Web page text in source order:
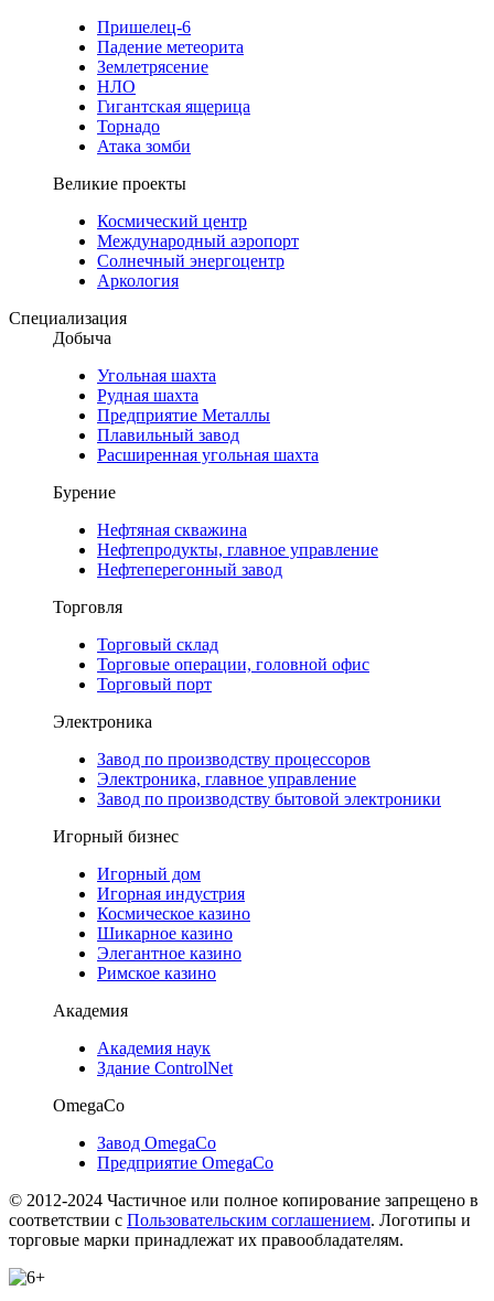
Пришелец-6
Падение метеорита
Землетрясение
НЛО
Гигантская ящерица
Торнадо
Атака зомби
Великие проекты
Космический центр
Международный аэропорт
Солнечный энергоцентр
Аркология
Специализация
Добыча
Угольная шахта
Рудная шахта
Предприятие Металлы
Плавильный завод
Расширенная угольная шахта
Бурение
Нефтяная скважина
Нефтепродукты, главное управление
Нефтеперегонный завод
Торговля
Торговый склад
Торговые операции, головной офис
Торговый порт
Электроника
Завод по производству процессоров
Электроника, главное управление
Завод по производству бытовой электроники
Игорный бизнес
Игорный дом
Игорная индустрия
Космическое казино
Шикарное казино
Элегантное казино
Римское казино
Академия
Академия наук
Здание ControlNet
OmegaCo
Завод OmegaCo
Предприятие OmegaCo
© 2012-2024 Частичное или полное копирование запрещено в
соответствии с Пользовательским соглашением. Логотипы и
торговые марки принадлежат их правообладателям.